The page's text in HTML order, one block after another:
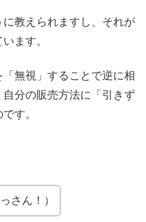
教えられますし、それが
ます。
無視」することで逆に相
分の販売方法に「引きず
す。
さん！）